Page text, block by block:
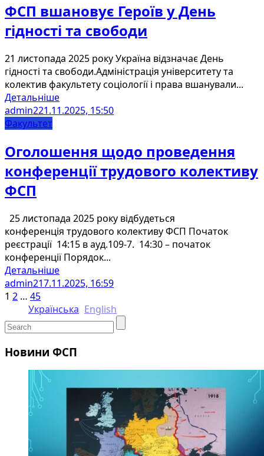
ФСП вшановує Героїв у День
гідності та свободи
21 листопада 2025 року Україна відзначає День
гідності та свободи.Адміністрація університету та
колектив факультету соціології і права вшанували...
Детальніше
admin221.11.2025, 15:50
Факультет
Оголошення щодо проведення
конференції трудового колективу
ФСП
25 листопада 2025 року відбудеться
конференція трудового колективу ФСП Початок
реєстрації 14:15 в ауд.109-7. 14:30 – початок
конференції Порядок...
Детальніше
admin217.11.2025, 16:59
1 2 … 45
Українська English
Новини ФСП